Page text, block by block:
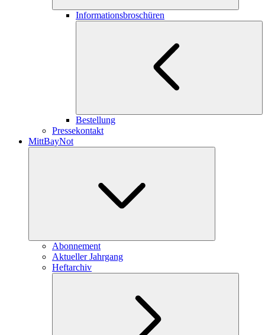
Informationsbroschüren
Bestellung
Pressekontakt
MittBayNot
Abonnement
Aktueller Jahrgang
Heftarchiv